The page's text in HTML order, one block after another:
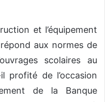
et l’équipement
aux normes de
scolaires au
profité de l’occasion
de la Banque